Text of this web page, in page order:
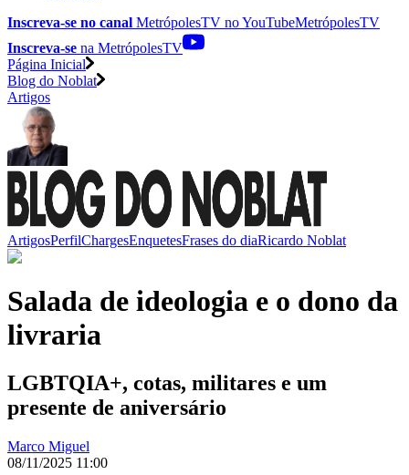
Inscreva-se no canal MetrópolesTV noYouTubeMetrópolesTV
Inscreva-se na MetrópolesTV
Página Inicial
Blog do Noblat
Artigos
ArtigosPerfilChargesEnquetesFrases do diaRicardo Noblat
Salada de ideologia e o dono da
livraria
LGBTQIA+, cotas, militares e um
presente de aniversário
Marco Miguel
08/11/2025 11:00